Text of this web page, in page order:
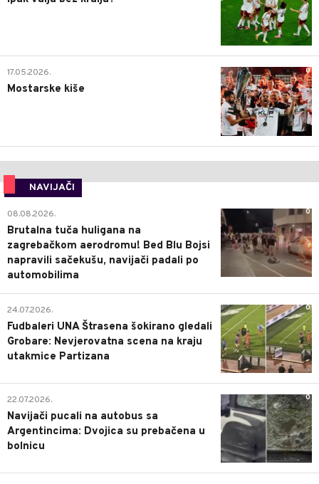
0
17.05.2026.
Mostarske kiše
NAVIJAČI
0
08.08.2026.
Brutalna tuča huligana na
zagrebačkom aerodromu! Bed Blu Bojsi
napravili sačekušu, navijači padali po
automobilima
0
24.07.2026.
Fudbaleri UNA Štrasena šokirano gledali
Grobare: Nevjerovatna scena na kraju
utakmice Partizana
0
22.07.2026.
Navijači pucali na autobus sa
Argentincima: Dvojica su prebačena u
bolnicu